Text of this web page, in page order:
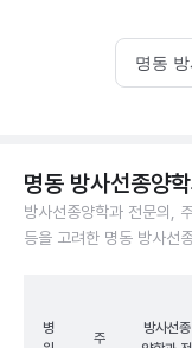
명동
명동 방사선종양
방사선종양학과 전문의,
등을 고려한 명동 방사선
병
주
방사선종